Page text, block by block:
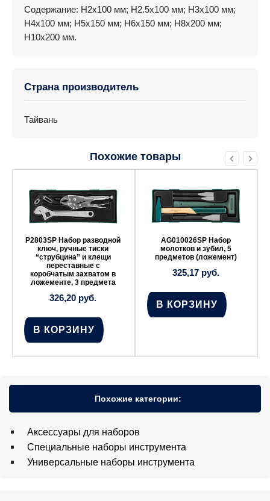
Содержание: H2х100 мм; H2.5х100 мм; H3х100 мм;
H4х100 мм; H5х150 мм; H6х150 мм; H8х200 мм;
H10х200 мм.
Страна производитель
Тайвань
Похожие товары
P2803SP Набор разводной
ключ, ручные тиски
“струбцина” и клещи
переставные с
коробчатым захватом в
ложементе, 3 предмета
326,20 руб.
В КОРЗИНУ
AG010026SP Набор
молотков и зубил, 5
предметов (ложемент)
325,17 руб.
В КОРЗИНУ
Похожие категории:
Аксессуары для наборов
Специальные наборы инструмента
Универсальные наборы инструмента